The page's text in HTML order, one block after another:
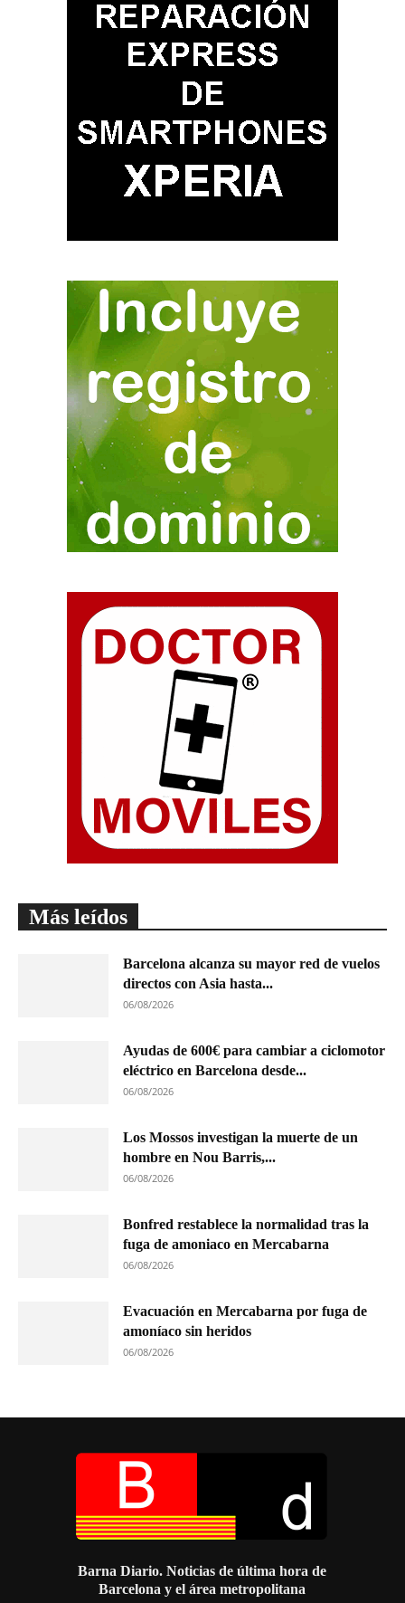
Más leídos
Barcelona alcanza su mayor red de vuelos
directos con Asia hasta...
06/08/2026
Ayudas de 600€ para cambiar a ciclomotor
eléctrico en Barcelona desde...
06/08/2026
Los Mossos investigan la muerte de un
hombre en Nou Barris,...
06/08/2026
Bonfred restablece la normalidad tras la
fuga de amoniaco en Mercabarna
06/08/2026
Evacuación en Mercabarna por fuga de
amoníaco sin heridos
06/08/2026
Barna Diario. Noticias de última hora de
Barcelona y el área metropolitana